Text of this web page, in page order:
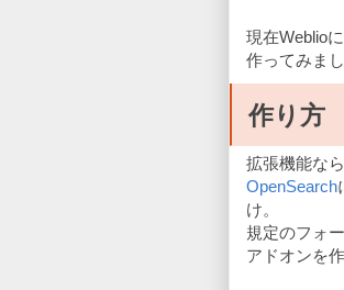
現在Weblio
作ってみまし
作り方
拡張機能な
OpenSearch
け。
規定のフォ
アドオンを